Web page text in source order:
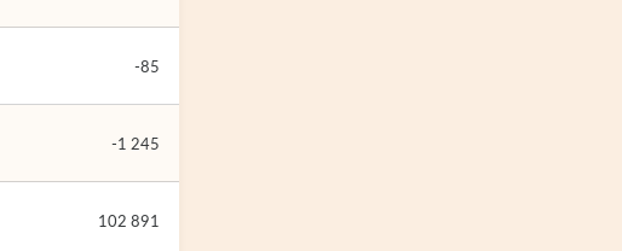
-85
-1 245
102 891